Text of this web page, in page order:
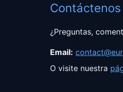
Contáctenos
¿Preguntas,
Email:
O visite nuestra